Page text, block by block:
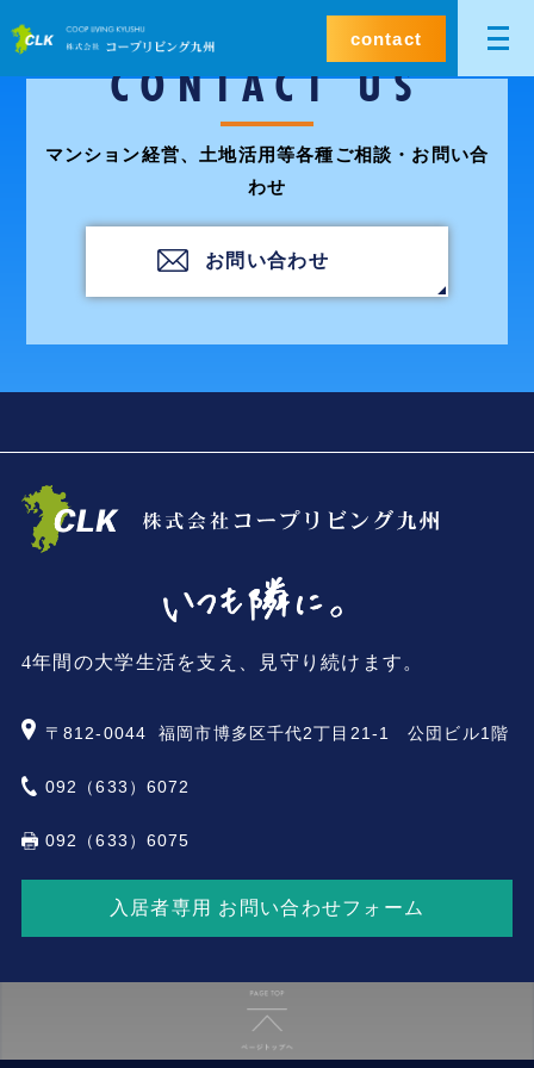
contact
CONTACT US
マンション経営、土地活用等各種ご相談・お問い合
わせ
お問い合わせ
4年間の大学生活を支え、見守り続けます。
〒812-0044 福岡市博多区千代2丁目21-1 公団ビル1階
092（633）6072
092（633）6075
入居者専用 お問い合わせフォーム